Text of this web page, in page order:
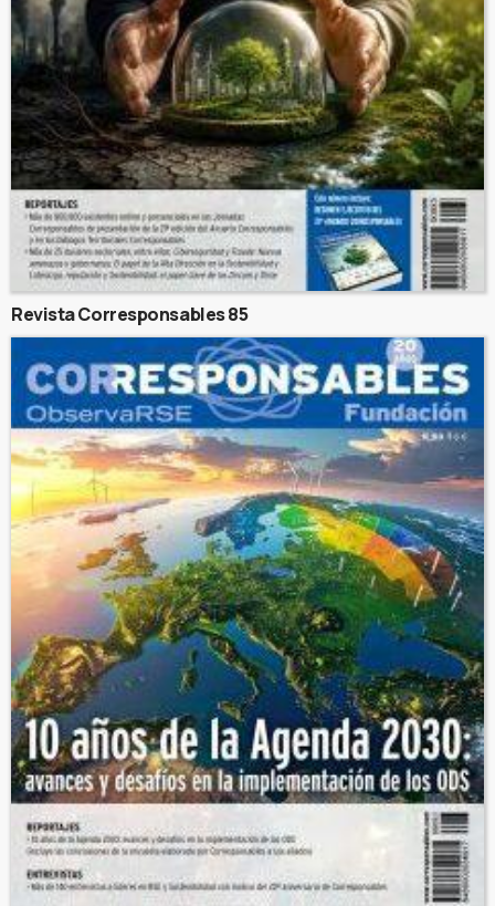
Revista Corresponsables 85